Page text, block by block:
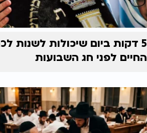
5 דקות ביום שיכולות לשנות
החיים לפני חג השבועות